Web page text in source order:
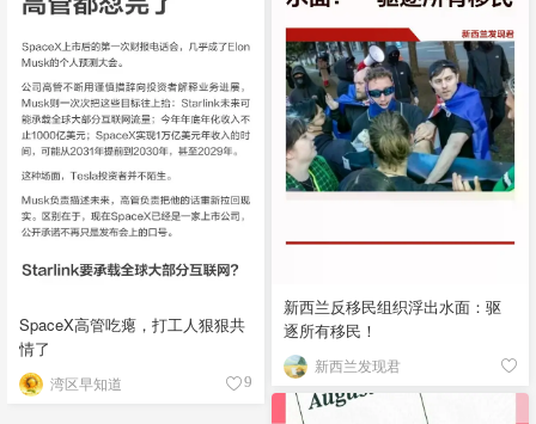
新西兰反移民组织浮出水面：驱
逐所有移民！
新西兰发现君
SpaceX高管吃瘪，打工人狠狠共
情了
湾区早知道 9